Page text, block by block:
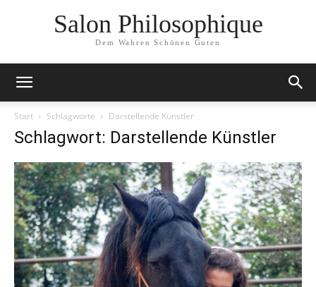
Salon Philosophique
Dem Wahren Schönen Guten
Start Schlagworte Darstellende Künstler
Schlagwort: Darstellende Künstler